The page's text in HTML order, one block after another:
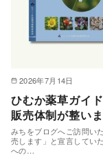
2026年7月14日
ひむか薬草ガイ
販売体制が整い
みちをブログへご訪問い
売します」と宣言してい
への…